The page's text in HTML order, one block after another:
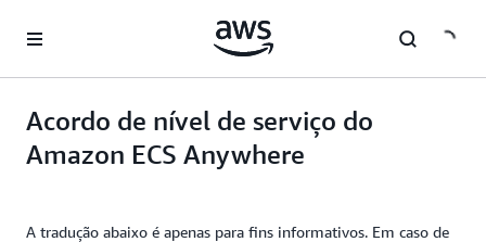
Pular para o conteúdo principal
Acordo de nível de serviço do
Amazon ECS Anywhere
A tradução abaixo é apenas para fins informativos. Em caso de